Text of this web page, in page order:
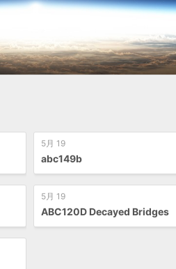
5月 19
abc149b
5月 19
ABC120D Decayed Bridges